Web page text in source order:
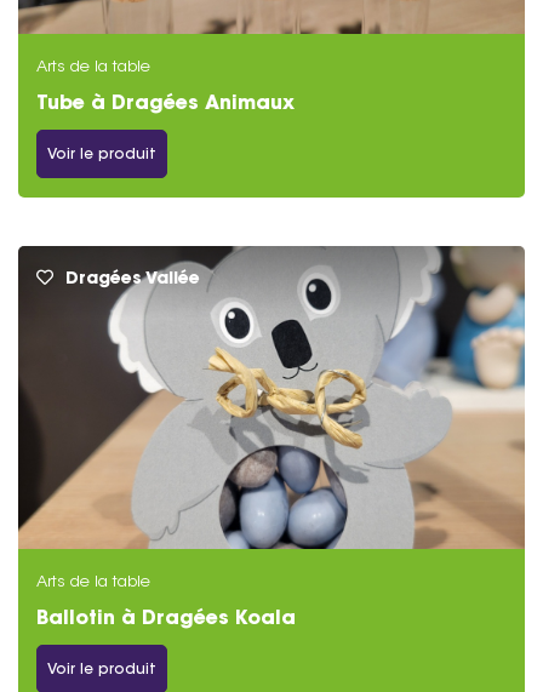
Arts de la table
Tube à Dragées Animaux
Voir le produit
Dragées Vallée
Arts de la table
Ballotin à Dragées Koala
Voir le produit